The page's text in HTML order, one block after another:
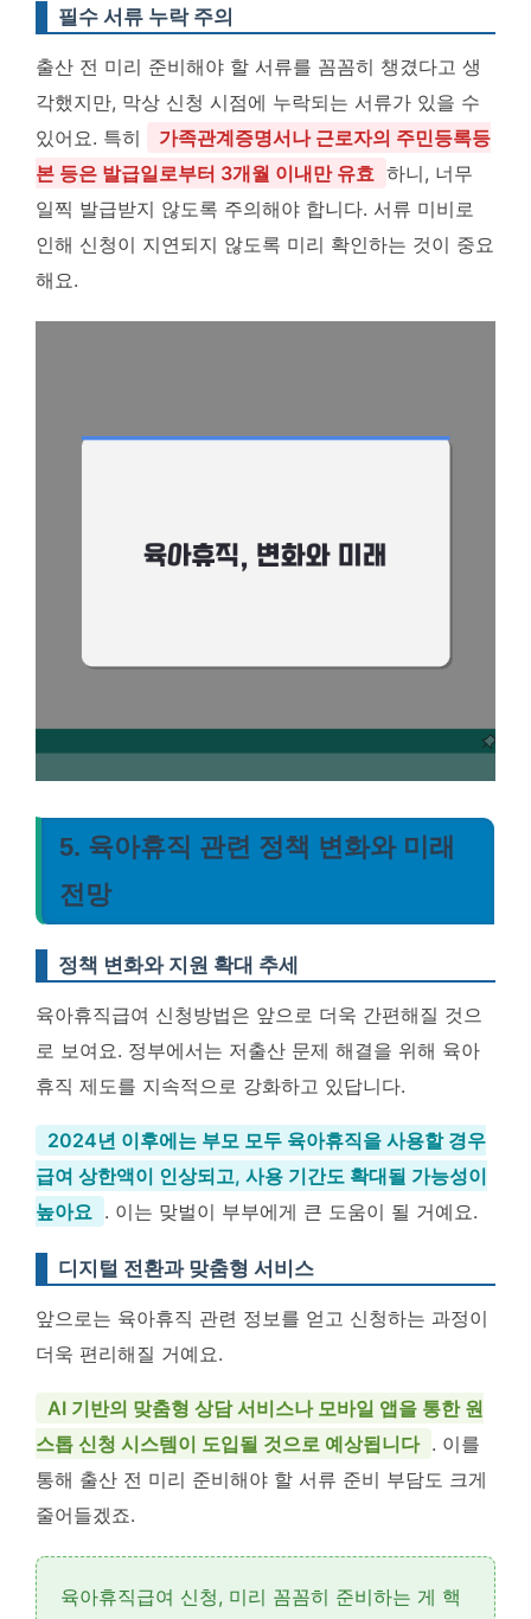
필수 서류 누락 주의
출산 전 미리 준비해야 할 서류를 꼼꼼히 챙겼다고 생
각했지만, 막상 신청 시점에 누락되는 서류가 있을 수
있어요. 특히
가족관계증명서나 근로자의 주민등록등
본 등은 발급일로부터 3개월 이내만 유효 하니, 너무
일찍 발급받지 않도록 주의해야 합니다. 서류 미비로
인해 신청이 지연되지 않도록 미리 확인하는 것이 중요
해요.
5. 육아휴직 관련 정책 변화와 미래
전망
정책 변화와 지원 확대 추세
육아휴직급여 신청방법은 앞으로 더욱 간편해질 것으
로 보여요. 정부에서는 저출산 문제 해결을 위해 육아
휴직 제도를 지속적으로 강화하고 있답니다.
2024년 이후에는 부모 모두 육아휴직을 사용할 경우
급여 상한액이 인상되고, 사용 기간도 확대될 가능성이
높아요 . 이는 맞벌이 부부에게 큰 도움이 될 거예요.
디지털 전환과 맞춤형 서비스
앞으로는 육아휴직 관련 정보를 얻고 신청하는 과정이
더욱 편리해질 거예요.
AI 기반의 맞춤형 상담 서비스나 모바일 앱을 통한 원
스톱 신청 시스템이 도입될 것으로 예상됩니다 . 이를
통해 출산 전 미리 준비해야 할 서류 준비 부담도 크게
줄어들겠죠.
육아휴직급여 신청, 미리 꼼꼼히 준비하는 게 핵